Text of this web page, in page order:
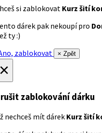
si zablokovat Kurz šití
dárek pak nekoupí pro
ty :)
zablokovat
× Zpět
zablokování dárku
nechceš mít dárek Kurz šití